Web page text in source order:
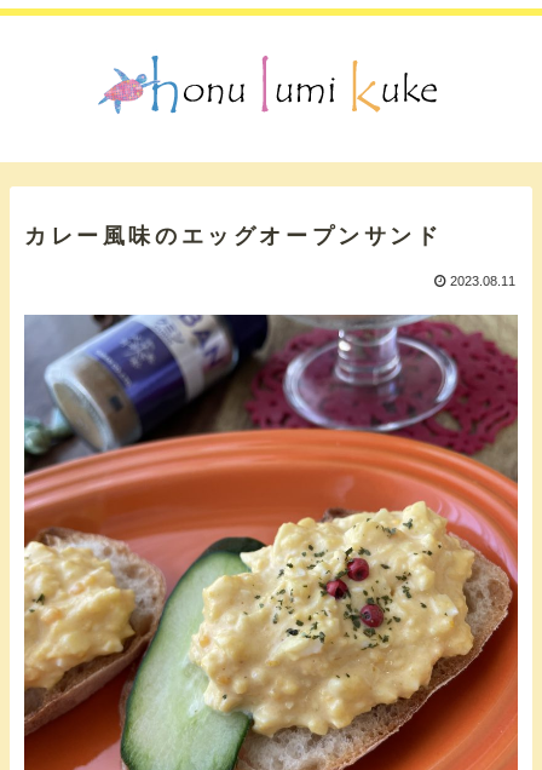
カレー風味のエッグオープンサンド
2023.08.11